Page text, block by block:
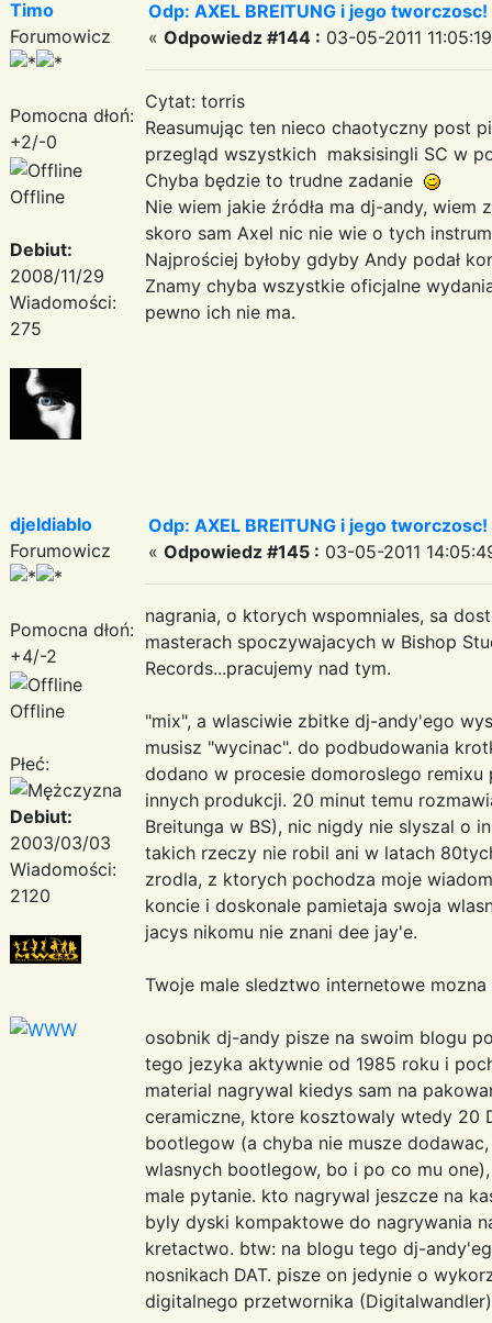
Timo
Forumowicz
Pomocna dłoń:
+2/-0
Offline
Debiut:
2008/11/29
Wiadomości:
275
Odp: AXEL BREITUNG i jego
« Odpowiedz #144 : 03-05-2011
Cytat: torris
Reasumując ten nieco chaotyczny post
przegląd wszystkich maksisingli SC w
Chyba będzie to trudne zadanie
Nie wiem jakie źródła ma dj-andy,
skoro sam Axel nic nie wie o tych
Najprościej byłoby gdyby Andy podał
Znamy chyba wszystkie oficjalne
pewno ich nie ma.
djeldiablo
Forumowicz
Pomocna dłoń:
+4/-2
Offline
Płeć:
Debiut:
2003/03/03
Wiadomości:
2120
Odp: AXEL BREITUNG i jego
« Odpowiedz #145 : 03-05-2011
nagrania, o ktorych wspomniales, sa
masterach spoczywajacych w Bishop
Records...pracujemy nad tym.
"mix", a wlasciwie zbitke dj-andy'ego
musisz "wycinac". do podbudowania
dodano w procesie domoroslego remixu
innych produkcji. 20 minut temu
Breitunga w BS), nic nigdy nie slyszal o
takich rzeczy nie robil ani w latach
zrodla, z ktorych pochodza moje
koncie i doskonale pamietaja swoja
jacys nikomu nie znani dee jay'e.
Twoje male sledztwo internetowe
osobnik dj-andy pisze na swoim blogu
tego jezyka aktywnie od 1985 roku i
material nagrywal kiedys sam na
ceramiczne, ktore kosztowaly wtedy 20
bootlegow (a chyba nie musze
wlasnych bootlegow, bo i po co mu
male pytanie. kto nagrywal jeszcze na
byly dyski kompaktowe do nagrywania
kretactwo. btw: na blogu tego dj-
nosnikach DAT. pisze on jedynie o
digitalnego przetwornika